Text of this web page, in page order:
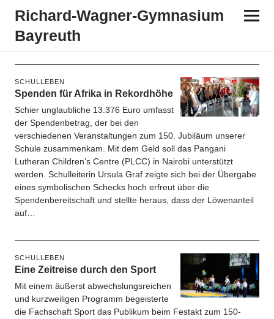
Richard-​​Wagner-​​Gymnasium
Bayreuth
Schlagwort:
SCHULLEBEN
Spenden für Afrika in Rekordhöhe
Schier unglaubliche 13.376 Euro umfasst
der Spendenbetrag, der bei den
verschiedenen Veranstaltungen zum 150. Jubiläum unserer
Schule zusammenkam. Mit dem Geld soll das Pangani
Lutheran Children’s Centre (PLCC) in Nairobi unterstützt
werden. Schulleiterin Ursula Graf zeigte sich bei der Übergabe
eines symbolischen Schecks hoch erfreut über die
Spendenbereitschaft und stellte heraus, dass der Löwenanteil
auf…
SCHULLEBEN
Eine Zeitreise durch den Sport
Mit einem äußerst abwechslungsreichen
und kurzweiligen Programm begeisterte
die Fachschaft Sport das Publikum beim Festakt zum 150-